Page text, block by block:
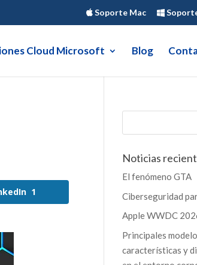
Soporte Mac
Cloud Microsoft Blog
1
Noticias
El fenómeno GTA
Ciberseguridad
Apple WWDC
Principales
características y